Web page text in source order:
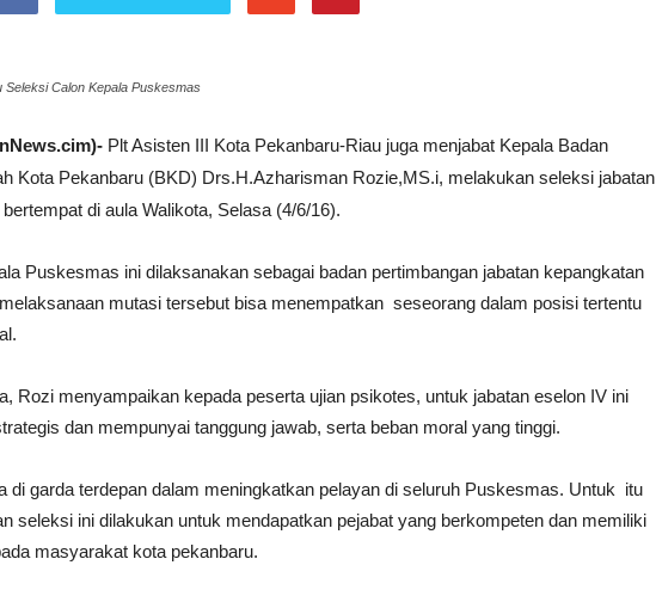
Seleksi Calon Kepala Puskesmas
Plt Asisten III Kota Pekanbaru-Riau juga menjabat Kepala Badan
Kota Pekanbaru (BKD) Drs.H.Azharisman Rozie,MS.i, melakukan seleksi jabatan
di aula Walikota, Selasa (4/6/16).
Puskesmas ini dilaksanakan sebagai badan pertimbangan jabatan kepangkatan
mutasi tersebut bisa menempatkan seseorang dalam posisi tertentu
Rozi menyampaikan kepada peserta ujian psikotes, untuk jabatan eselon IV ini
dan mempunyai tanggung jawab, serta beban moral yang tinggi.
di garda terdepan dalam meningkatkan pelayan di seluruh Puskesmas. Untuk itu
seleksi ini dilakukan untuk mendapatkan pejabat yang berkompeten dan memiliki
masyarakat kota pekanbaru.